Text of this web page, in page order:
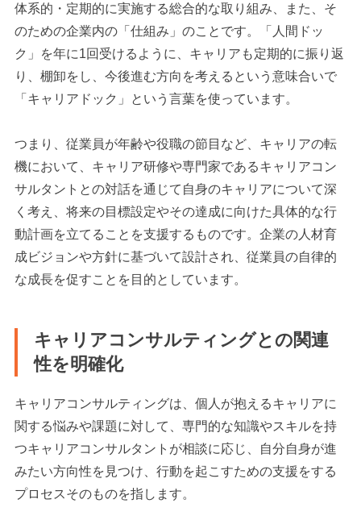
体系的・定期的に実施する総合的な取り組み、また、そ
のための企業内の「仕組み」のことです。「人間ドッ
ク」を年に1回受けるように、キャリアも定期的に振り返
り、棚卸をし、今後進む方向を考えるという意味合いで
「キャリアドック」という言葉を使っています。
つまり、従業員が年齢や役職の節目など、キャリアの転
機において、キャリア研修や専門家であるキャリアコン
サルタントとの対話を通じて自身のキャリアについて深
く考え、将来の目標設定やその達成に向けた具体的な行
動計画を立てることを支援するものです。企業の人材育
成ビジョンや方針に基づいて設計され、従業員の自律的
な成長を促すことを目的としています。
キャリアコンサルティングとの関連
性を明確化
キャリアコンサルティングは、個人が抱えるキャリアに
関する悩みや課題に対して、専門的な知識やスキルを持
つキャリアコンサルタントが相談に応じ、自分自身が進
みたい方向性を見つけ、行動を起こすための支援をする
プロセスそのものを指します。